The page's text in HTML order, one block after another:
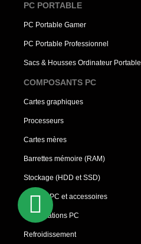
PC PORTABLE
PC Portable Gamer
PC Portable Professionnel
Sacs & Housses Ordinateur Portable
COMPOSANTS PC
Cartes graphiques
Processeurs
Cartes mères
Barrettes mémoire (RAM)
Stockage (HDD et SSD)
Boîtiers PC et accessoires
Alimentations PC
Refroidissement